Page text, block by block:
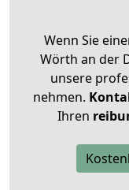
Wenn Sie
Wörth an der
unsere
nehmen.
Ihren